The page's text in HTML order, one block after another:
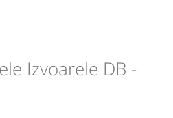
Izvoarele DB -